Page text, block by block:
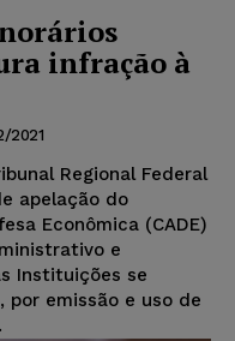
infração à
2021
Regional Federal
apelação do
Econômica (CADE)
e
Instituições se
por emissão e uso de